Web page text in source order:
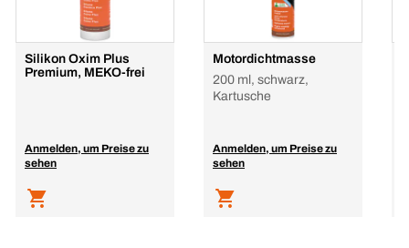
Silikon Oxim Plus
Premium, MEKO-frei
Anmelden, um Preise zu
sehen
Motordichtmasse
200 ml, schwarz,
Kartusche
Anmelden, um Preise zu
sehen